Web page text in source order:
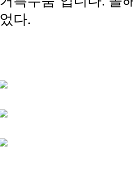
었다.